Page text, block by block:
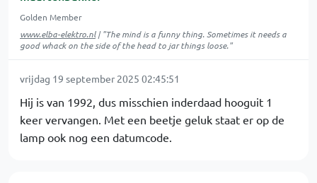
Golden Member
www.elba-elektro.nl| "The mind is a funny thing. Sometimes it needs a
good whack on the side of the head to jar things loose."
vrijdag 19 september 2025 02:45:51
Hij is van 1992, dus misschien inderdaad hooguit 1
keer vervangen. Met een beetje geluk staat er op de
lamp ook nog een datumcode.